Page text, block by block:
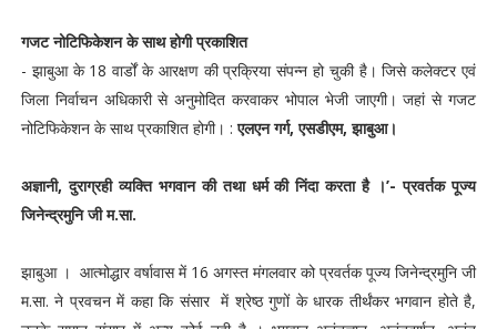
गजट नोटिफिकेशन के साथ होगी प्रकाशित
- झाबुआ के 18 वार्डों के आरक्षण की प्रक्रिया संपन्न हो चुकी है। जिसे कलेक्टर एवं
जिला निर्वाचन अधिकारी से अनुमोदित करवाकर भोपाल भेजी जाएगी। जहां से गजट
नोटिफिकेशन के साथ प्रकाशित होगी। :एलएन गर्ग, एसडीएम, झाबुआ।
अज्ञानी, दुराग्रही व्यक्ति भगवान की तथा धर्म की निंदा करता है ।’- प्रवर्तक पूज्य
जिनेन्द्रमुनि जी म.सा.
झाबुआ । आत्मोद्धार वर्षावास में 16 अगस्त मंगलवार को प्रवर्तक पूज्य जिनेन्द्रमुनि जी
म.सा. ने प्रवचन में कहा कि संसार में श्रेष्ठ गुणों के धारक तीर्थंकर भगवान होते है,